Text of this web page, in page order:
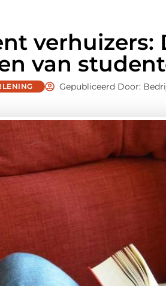
verhuizers:
van
Gepubliceerd Door: